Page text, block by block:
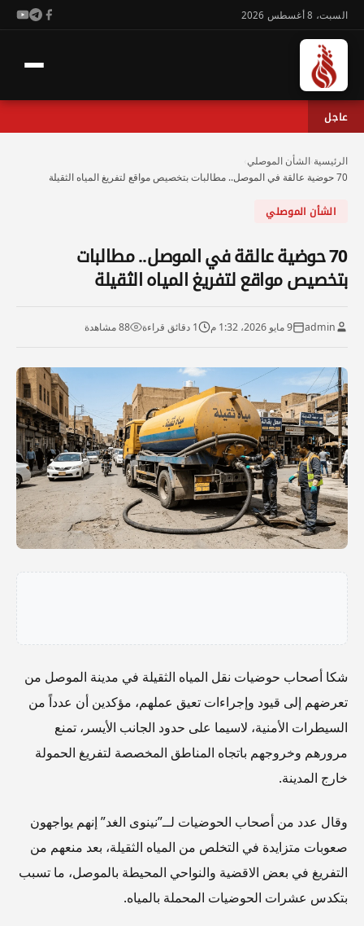
السبت، 8 أغسطس 2026
عاجل
الرئيسية الشأن الموصلي
70 حوضية عالقة في الموصل.. مطالبات بتخصيص مواقع لتفريغ المياه الثقيلة
الشأن الموصلي
70 حوضية عالقة في الموصل.. مطالبات
بتخصيص مواقع لتفريغ المياه الثقيلة
admin 9 مايو 2026، 1:32 م 1 دقائق قراءة 88 مشاهدة
شكا أصحاب حوضيات نقل المياه الثقيلة في مدينة الموصل من
تعرضهم إلى قيود وإجراءات تعيق عملهم، مؤكدين أن عدداً من
السيطرات الأمنية، لاسيما على حدود الجانب الأيسر، تمنع
مرورهم وخروجهم باتجاه المناطق المخصصة لتفريغ الحمولة
خارج المدينة.
وقال عدد من أصحاب الحوضيات لــ”نينوى الغد” إنهم يواجهون
صعوبات متزايدة في التخلص من المياه الثقيلة، بعد منعهم من
التفريغ في بعض الاقضية والنواحي المحيطة بالموصل، ما تسبب
بتكدس عشرات الحوضيات المحملة بالمياه.